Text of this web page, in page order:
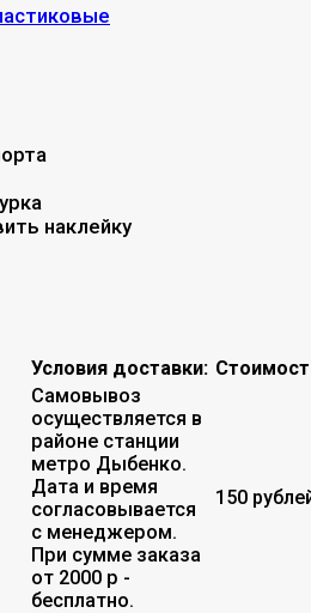
наклейку
Условия доставки:
Самовывоз
осуществляется в
районе станции
метро Дыбенко.
Дата и время
согласовывается
с менеджером.
При сумме заказа
от 2000 р -
бесплатно.
150